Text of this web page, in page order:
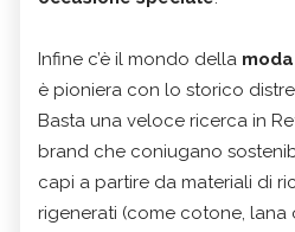
Infine c’è il mondo della
è pioniera con lo storico
Basta una veloce ricerca in
brand che coniugano
capi a partire da materiali di
rigenerati (come cotone, lana